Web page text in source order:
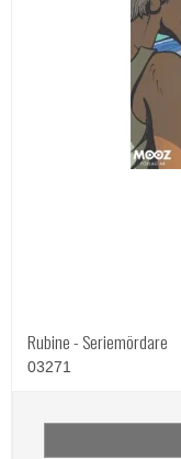
Rubine - Seriemördare
03271